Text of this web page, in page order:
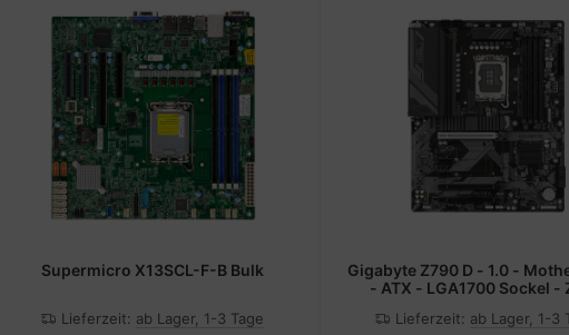
Supermicro X13SCL-F-B Bulk
Lieferzeit: ab Lager, 1-3 Tage
Gigabyte Z790 D - 1.0 -
- ATX - LGA1700 Sockel -
Gen2, USB-C 3.2 Gen 1, USB
Lieferzeit: ab Lager, 1-3